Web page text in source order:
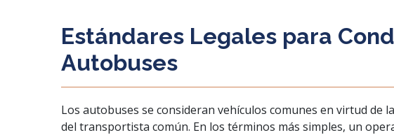
Estándares Legales para
Autobuses
Los autobuses se consideran vehículos comunes en virtud de
del transportista común. En los términos más simples, un